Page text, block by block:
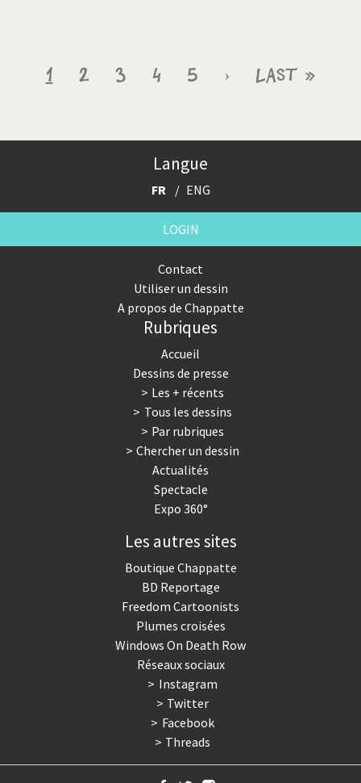
PaginationPage
1 Page
2 Page
3 Page
4 Page
5
Page
›
Dernière
Last »
Langue
FR ENG
LOGIN
Contact
Utiliser un dessin
A propos de Chappatte
Rubriques
Accueil
Dessins de presse
Les + récents
Tous les dessins
Par rubriques
Chercher un dessin
Actualités
Spectacle
Expo 360°
Les autres sites
Boutique Chappatte
BD Reportage
Freedom Cartoonists
Plumes croisées
Windows On Death Row
Réseaux sociaux
Instagram
Twitter
Facebook
Threads